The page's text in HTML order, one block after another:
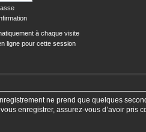
à chaque visite
ligne pour cette session
ne prend que quelques
enregistrer, assurez-vous d’avoir